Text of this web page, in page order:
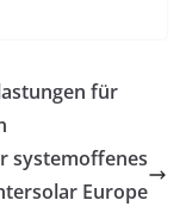
für
systemoffenes
Europe